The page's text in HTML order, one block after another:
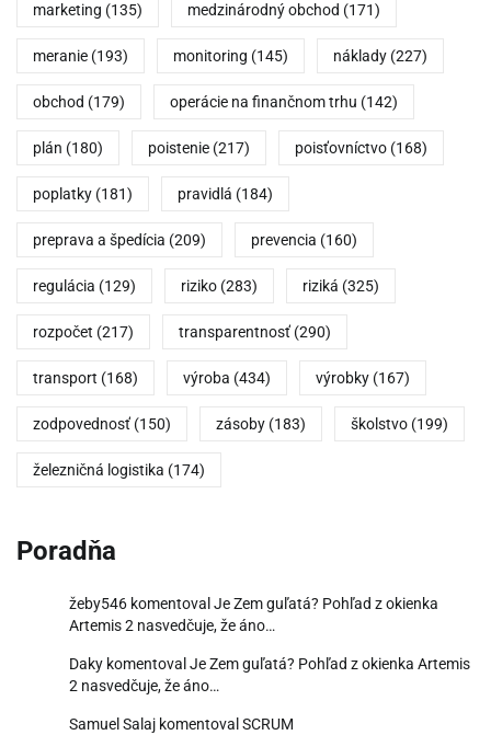
marketing (135) medzinárodný obchod (171)
meranie (193) monitoring (145) náklady (227)
obchod (179) operácie na finančnom trhu (142)
plán (180) poistenie (217) poisťovníctvo (168)
poplatky (181) pravidlá (184)
preprava a špedícia (209) prevencia (160)
regulácia (129) riziko (283) riziká (325)
rozpočet (217) transparentnosť (290)
transport (168) výroba (434) výrobky (167)
zodpovednosť (150) zásoby (183) školstvo (199)
železničná logistika (174)
Poradňa
žeby546 komentoval Je Zem guľatá? Pohľad z okienka
Artemis 2 nasvedčuje, že áno…
Daky komentoval Je Zem guľatá? Pohľad z okienka Artemis
2 nasvedčuje, že áno…
Samuel Salaj komentoval SCRUM